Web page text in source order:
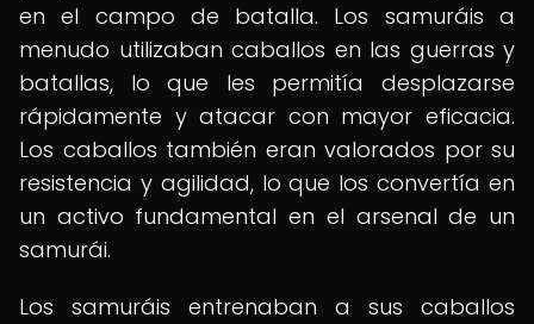
en el campo de batalla. Los samuráis a
menudo utilizaban caballos en las guerras y
batallas, lo que les permitía desplazarse
rápidamente y atacar con mayor eficacia.
Los caballos también eran valorados por su
resistencia y agilidad, lo que los convertía en
un activo fundamental en el arsenal de un
samurái.
Los samuráis entrenaban a sus caballos